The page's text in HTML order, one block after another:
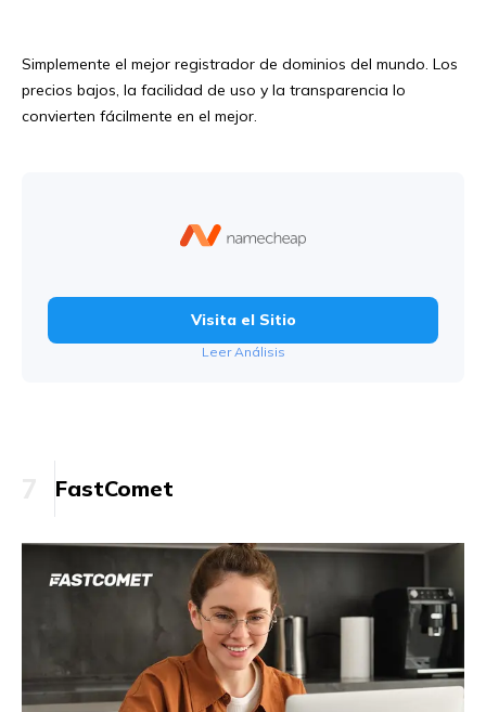
Simplemente el mejor registrador de dominios del mundo. Los
precios bajos, la facilidad de uso y la transparencia lo
convierten fácilmente en el mejor.
Visita el Sitio
Leer Análisis
FastComet